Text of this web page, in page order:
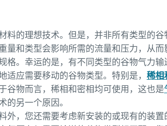
料的理想技术。但是，并非所有类型的谷
量和类型会影响所需的流量和压力，从而
格。幸运的是，有不同类型的谷物气力输
适应需要移动的谷物类型。特别是， 稀相
谷物而言，稀相和密相均可使用，这也是
的另一个原因。
外，您还需要考虑新安装的或现有的装置